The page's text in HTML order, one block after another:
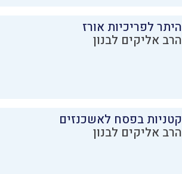
היתר לפריכיות אורז
הרב אליקים לבנון
קטניות בפסח לאשכנזים
הרב אליקים לבנון